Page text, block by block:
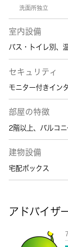
洗面所独立
室内設備
バス・トイレ別 、
セキュリティ
モニター付きイン
部屋の特徴
2階以上、 バルコニ
建物設備
宅配ボックス
アドバイザ